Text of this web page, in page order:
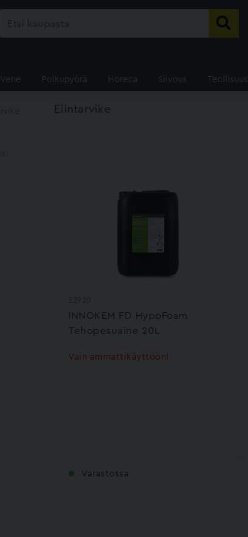
Vene Polkupyörä Horeca Siivous Teollisuus
Elintarvike
INNOKEM FD HypoFoam
Tehopesuaine 20L
Varastossa
Vain ammattikäyttöön!